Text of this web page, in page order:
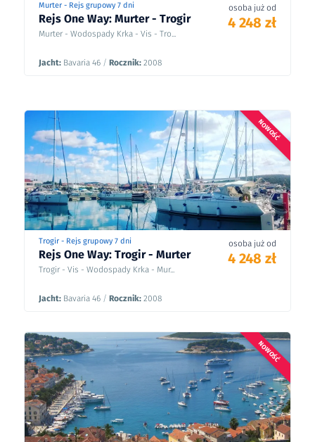
Murter - Rejs grupowy 7 dni
Rejs One Way: Murter - Trogir
Murter - Wodospady Krka - Vis - Tro...
Jacht: Bavaria 46 / Rocznik: 2008
osoba już od
4 248 zł
NOWOŚĆ
Trogir - Rejs grupowy 7 dni
Rejs One Way: Trogir - Murter
Trogir - Vis - Wodospady Krka - Mur...
Jacht: Bavaria 46 / Rocznik: 2008
osoba już od
4 248 zł
08/08 - 14/08/26 8 / 8 5310 zł od 4 248 zł
NOWOŚĆ